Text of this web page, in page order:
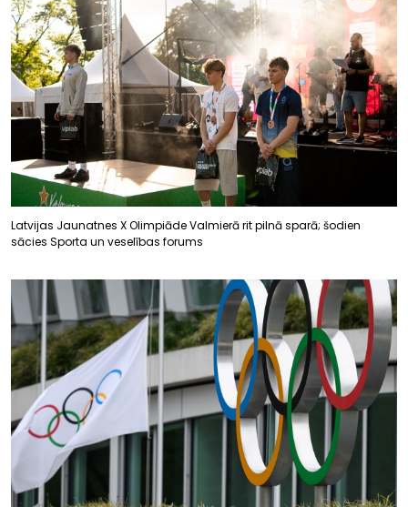
Latvijas Jaunatnes X Olimpiāde Valmierā rit pilnā sparā; šodien
sācies Sporta un veselības forums